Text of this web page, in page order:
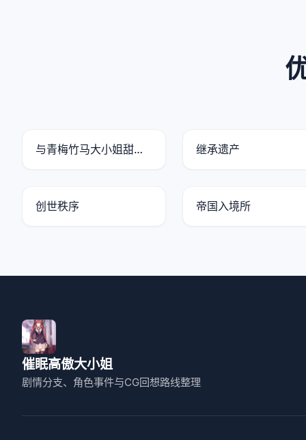
与青梅竹马大小姐甜密幸福的同居生活 继承遗产
创世秩序 帝国入境所
催眠高傲大小姐
剧情分支、角色事件与CG回想路线整理